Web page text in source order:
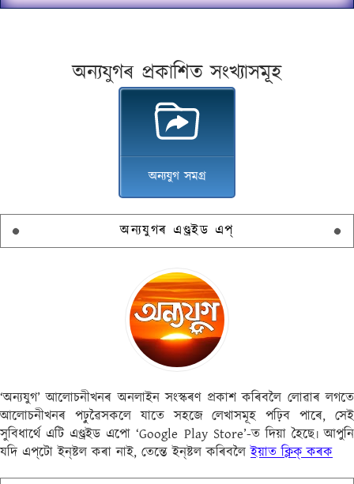
অন্যযুগৰ প্ৰকাশিত সংখ্যাসমূহ
অন্যযুগ সমগ্ৰ
অন্যযুগৰ এণ্ড্ৰইড এপ্
‘অন্যযুগ’ আলোচনীখনৰ অনলাইন সংস্কৰণ প্ৰকাশ কৰিবলৈ লোৱাৰ লগতে
আলোচনীখনৰ পঢ়ুৱৈসকলে যাতে সহজে লেখাসমূহ পঢ়িব পাৰে, সেই
সুবিধাৰ্থে এটি এণ্ড্ৰইড এপো ‘Google Play Store’-ত দিয়া হৈছে৷ আপুনি
যদি এপ্‌টো ইন্‌ষ্টল কৰা নাই, তেন্তে ইন্‌ষ্টল কৰিবলৈইয়াত ক্লিক্ কৰক